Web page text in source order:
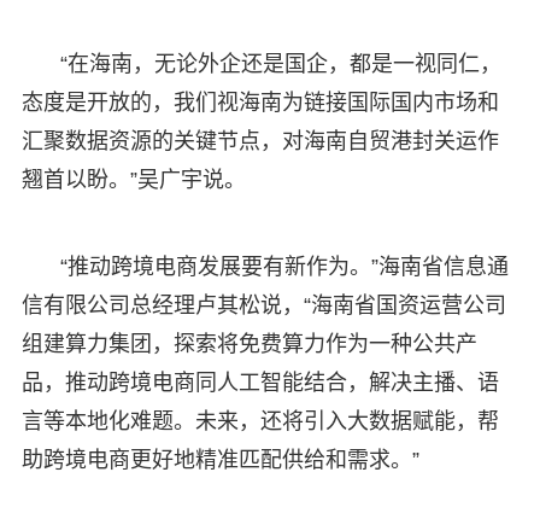
“在海南，无论外企还是国企，都是一视同仁，
态度是开放的，我们视海南为链接国际国内市场和
汇聚数据资源的关键节点，对海南自贸港封关运作
翘首以盼。”吴广宇说。
“推动跨境电商发展要有新作为。”海南省信息通
信有限公司总经理卢其松说，“海南省国资运营公司
组建算力集团，探索将免费算力作为一种公共产
品，推动跨境电商同人工智能结合，解决主播、语
言等本地化难题。未来，还将引入大数据赋能，帮
助跨境电商更好地精准匹配供给和需求。”